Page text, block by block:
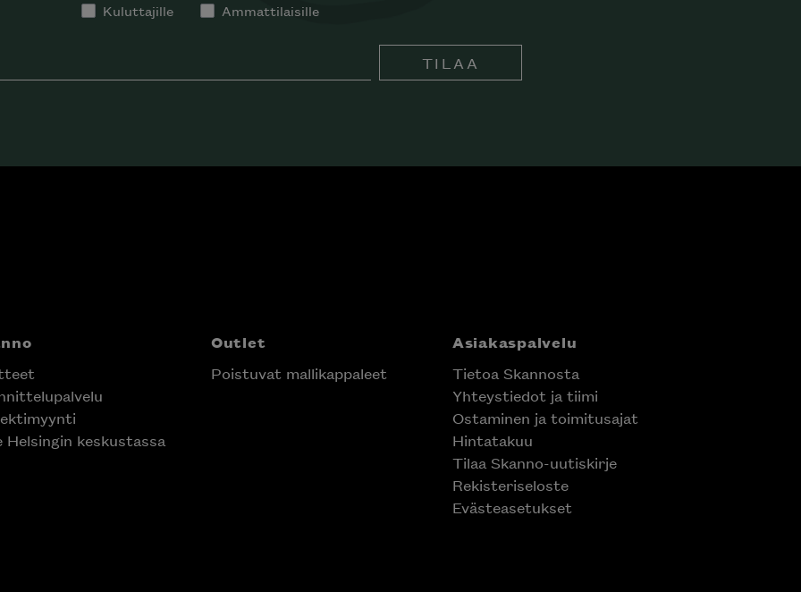
Kuluttajille Ammattilaisille
TILAA
Helsingin keskustassa
Outlet
Poistuvat mallikappaleet
Asiakaspalvelu
Tietoa Skannosta
Yhteystiedot ja tiimi
Ostaminen ja toimitusajat
Hintatakuu
Tilaa Skanno-uutiskirje
Rekisteriseloste
Evästeasetukset